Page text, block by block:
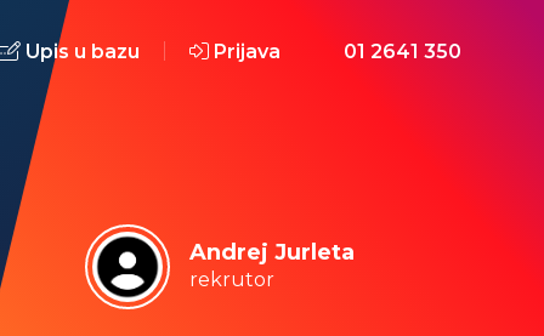
Upis u bazu Prijava 01 2641 350
Andrej Jurleta
rekrutor